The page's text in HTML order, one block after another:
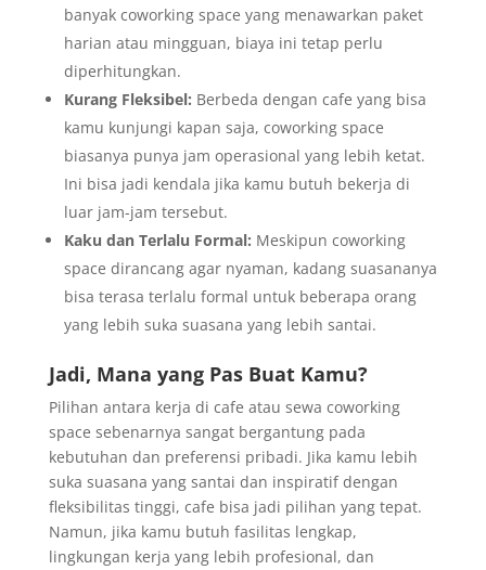
banyak coworking space yang menawarkan paket
harian atau mingguan, biaya ini tetap perlu
diperhitungkan.
Kurang Fleksibel: Berbeda dengan cafe yang bisa
kamu kunjungi kapan saja, coworking space
biasanya punya jam operasional yang lebih ketat.
Ini bisa jadi kendala jika kamu butuh bekerja di
luar jam-jam tersebut.
Kaku dan Terlalu Formal: Meskipun coworking
space dirancang agar nyaman, kadang suasananya
bisa terasa terlalu formal untuk beberapa orang
yang lebih suka suasana yang lebih santai.
Jadi, Mana yang Pas Buat Kamu?
Pilihan antara kerja di cafe atau sewa coworking
space sebenarnya sangat bergantung pada
kebutuhan dan preferensi pribadi. Jika kamu lebih
suka suasana yang santai dan inspiratif dengan
fleksibilitas tinggi, cafe bisa jadi pilihan yang tepat.
Namun, jika kamu butuh fasilitas lengkap,
lingkungan kerja yang lebih profesional, dan